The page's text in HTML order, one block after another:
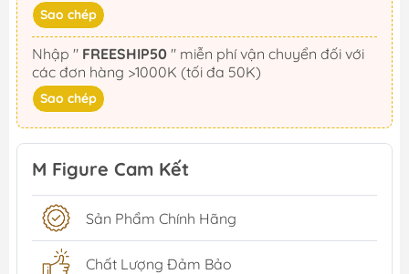
Sao chép
Nhập " FREESHIP50
các đơn hàng >1000K (tối đa 50K)
Sao chép
M Figure Cam Kết
Sản Phẩm Chính Hãng
Chất Lượng Đảm Bảo